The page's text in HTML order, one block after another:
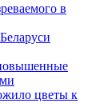
в
цветы к